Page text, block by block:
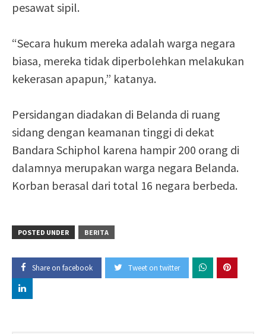
pesawat sipil.
“Secara hukum mereka adalah warga negara
biasa, mereka tidak diperbolehkan melakukan
kekerasan apapun,” katanya.
Persidangan diadakan di Belanda di ruang
sidang dengan keamanan tinggi di dekat
Bandara Schiphol karena hampir 200 orang di
dalamnya merupakan warga negara Belanda.
Korban berasal dari total 16 negara berbeda.
POSTED UNDER BERITA
Share on facebook Tweet on twitter